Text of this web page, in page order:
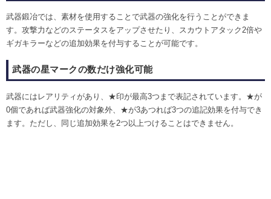
武器鍛冶では、素材を使用することで武器の強化を行うことができま
す。攻撃力などのステータスをアップさせたり、スカウトアタック2倍や
ギガキラーなどの追加効果を付与することが可能です。
武器の星マークの数だけ強化可能
武器にはレアリティがあり、★印が最高3つまで表記されています。★が
0個であれば武器強化の対象外、★が3あつれば3つの追記効果を付与でき
ます。ただし、同じ追加効果を2つ以上つけることはできません。